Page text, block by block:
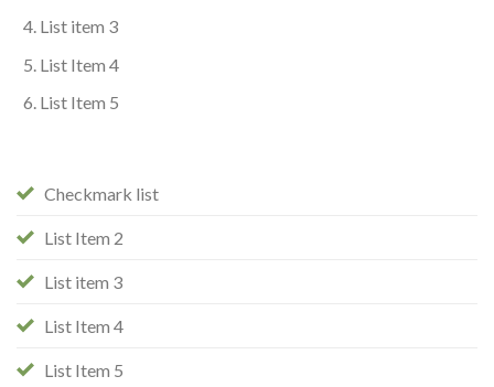
List item 3
List Item 4
List Item 5
Checkmark list
List Item 2
List item 3
List Item 4
List Item 5